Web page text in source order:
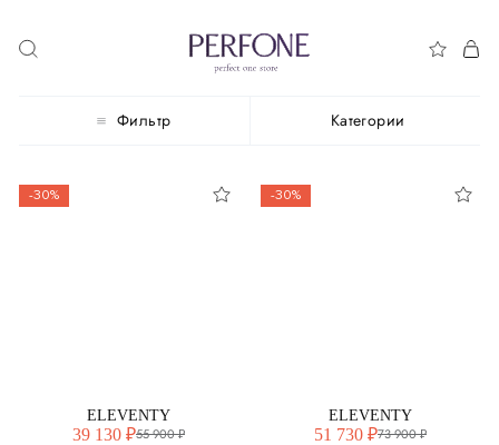
Фильтр Категории
-30%
ELEVENTY
39 130 ₽55 900 ₽
-30%
ELEVENTY
51 730 ₽73 900 ₽